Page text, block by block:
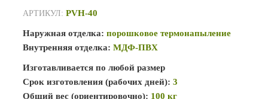
АРТИКУЛ: PVH-40
Наружная отделка: порошковое термонапыление
Внутренняя отделка: МДФ-ПВХ
Изготавливается по любой размер
Срок изготовления (рабочих дней): 3
Общий вес (ориентировочно): 100 кг